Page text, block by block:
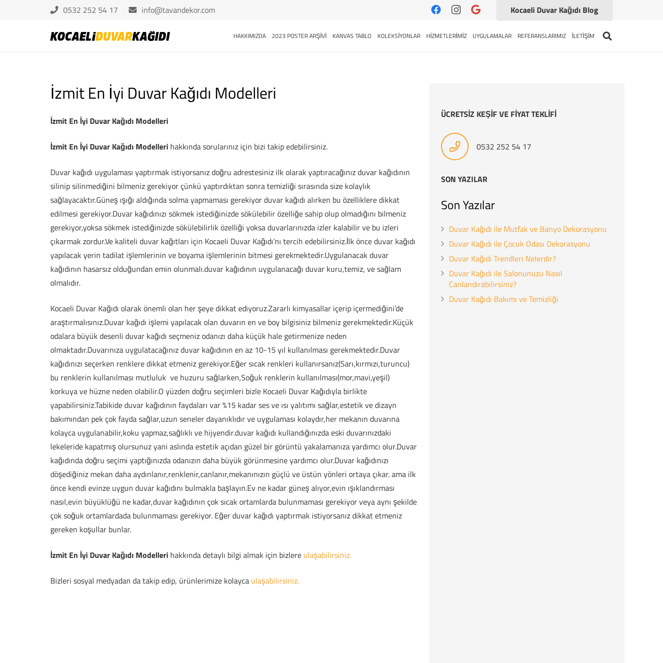
0532 252 54 17 info@tavandekor.com Kocaeli Duvar Kağıdı Blog
HAKKIMIZDA 2023 POSTER ARŞİVİ KANVAS TABLO KOLEKSİYONLAR HİZMETLERİMİZ UYGULAMALAR REFERANSLARIMIZ İLETİŞİM
İzmit En İyi Duvar Kağıdı Modelleri
İzmit En İyi Duvar Kağıdı Modelleri
İzmit En İyi Duvar Kağıdı Modelleri hakkında sorularınız için bizi takip edebilirsiniz.
Duvar kağıdı uygulaması yaptırmak istiyorsanız doğru adrestesiniz ilk olarak yaptıracağınız duvar kağıdının
silinip silinmediğini bilmeniz gerekiyor çünkü yaptırdıktan sonra temizliği sırasında size kolaylık
sağlayacaktır.Güneş ışığı aldığında solma yapmaması gerekiyor duvar kağıdı alırken bu özelliklere dikkat
edilmesi gerekiyor.Duvar kağıdınızı sökmek istediğinizde sökülebilir özelliğe sahip olup olmadığını bilmeniz
gerekiyor,yoksa sökmek istediğinizde sökülebilirlik özelliği yoksa duvarlarınızda izler kalabilir ve bu izleri
çıkarmak zordur.Ve kaliteli duvar kağıtları için Kocaeli Duvar Kağıdı’nı tercih edebilirsiniz.İlk önce duvar kağıdı
yapılacak yerin tadilat işlemlerinin ve boyama işlemlerinin bitmesi gerekmektedir.Uygulanacak duvar
kağıdının hasarsız olduğundan emin olunmalı.duvar kağıdının uygulanacağı duvar kuru,temiz, ve sağlam
olmalıdır.
Kocaeli Duvar Kağıdı olarak önemli olan her şeye dikkat ediyoruz.Zararlı kimyasallar içerip içermediğini’de
araştırmalısınız.Duvar kağıdı işlemi yapılacak olan duvarın en ve boy bilgisiniz bilmeniz gerekmektedir.Küçük
odalara büyük desenli duvar kağıdı seçmeniz odanızı daha küçük hale getirmenize neden
olmaktadır.Duvarınıza uygulatacağınız duvar kağıdının en az 10-15 yıl kullanılması gerekmektedir.Duvar
kağıdınızı seçerken renklere dikkat etmeniz gerekiyor.Eğer sıcak renkleri kullanırsanız(Sarı,kırmızı,turuncu)
bu renklerin kullanılması mutluluk ve huzuru sağlarken,Soğuk renklerin kullanılması(mor,mavi,yeşil)
korkuya ve hüzne neden olabilir.O yüzden doğru seçimleri bizle Kocaeli Duvar Kağıdıyla birlikte
yapabilirsiniz.Tabikide duvar kağıdının faydaları var %15 kadar ses ve ısı yalıtımı sağlar,estetik ve dizayn
bakımından pek çok fayda sağlar,uzun seneler dayanıklıdır ve uygulaması kolaydır,her mekanın duvarına
kolayca uygulanabilir,koku yapmaz,sağlıklı ve hijyendir.duvar kağıdı kullandığınızda eski duvarınızdaki
lekeleride kapatmış olursunuz yani aslında estetik açıdan güzel bir görüntü yakalamanıza yardımcı olur.Duvar
kağıdında doğru seçimi yaptığınızda odanızın daha büyük görünmesine yardımcı olur.Duvar kağıdınızı
döşediğiniz mekan daha aydınlanır,renklenir,canlanır,mekanınızın güçlü ve üstün yönleri ortaya çıkar. ama ilk
önce kendi evinze uygun duvar kağıdını bulmakla başlayın.Ev ne kadar güneş alıyor,evin ışıklandırması
nasıl,evin büyüklüğü ne kadar,duvar kağıdının çok sıcak ortamlarda bulunmaması gerekiyor veya aynı şekilde
çok soğuk ortamlardada bulunmaması gerekiyor. Eğer duvar kağıdı yaptırmak istiyorsanız dikkat etmeniz
gereken koşullar bunlar.
İzmit En İyi Duvar Kağıdı Modelleri hakkında detaylı bilgi almak için bizlere ulaşabilirsiniz.
Bizleri sosyal medyadan da takip edip, ürünlerimize kolayca ulaşabilirsiniz.
ÜCRETSİZ KEŞİF VE FİYAT TEKLİFİ
0532 252 54 17
SON YAZILAR
Son Yazılar
Duvar Kağıdı ile Mutfak ve Banyo Dekorasyonu
Duvar Kağıdı ile Çocuk Odası Dekorasyonu
Duvar Kağıdı Trendleri Nelerdir?
Duvar Kağıdı ile Salonunuzu Nasıl
Canlandırabilirsiniz?
Duvar Kağıdı Bakımı ve Temizliği